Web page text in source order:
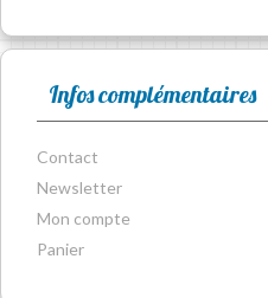
Infos complémentaires
Contact
Newsletter
Mon compte
Panier